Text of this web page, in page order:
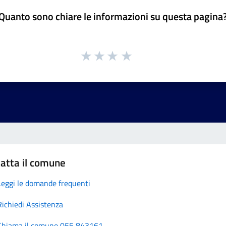
sono chiare le informazioni su questa
il comune
le domande frequenti
Assistenza